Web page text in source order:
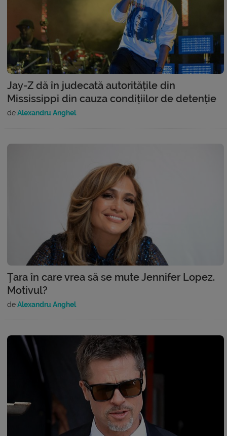
Jay-Z dă în judecată autoritățile din
Mississippi din cauza condițiilor de detenție
deAlexandru Anghel
Țara în care vrea să se mute Jennifer Lopez.
Motivul?
deAlexandru Anghel